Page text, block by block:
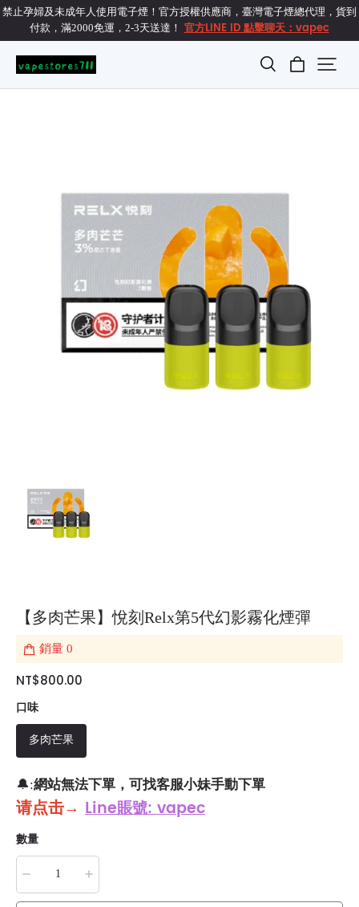
禁止孕婦及未成年人使用電子煙！官方授權供應商，臺灣電子煙總代理，貨到
付款，滿2000免運，2-3天送達！ 官方LINE ID 點擊聊天：vapec
【多肉芒果】悅刻Relx第5代幻影霧化煙彈
銷量 0
NT$800.00
口味
多肉芒果
🔔:網站無法下單，可找客服小妹手動下單
请点击→ Line賬號: vapec
數量